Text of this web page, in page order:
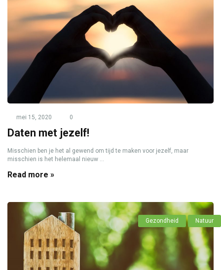
mei 15, 2020 0
Daten met jezelf!
Misschien ben je het al gewend om tijd te maken voor jezelf, maar
misschien is het helemaal nieuw ...
Read more »
Gezondheid Natuur